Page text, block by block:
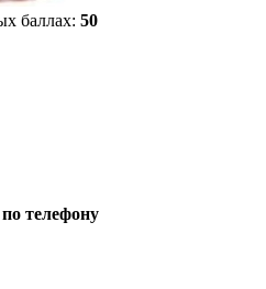
баллах: 50
телефону